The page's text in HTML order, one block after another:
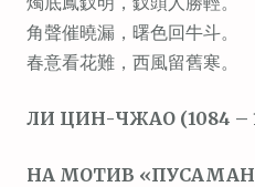
角聲催曉漏，曙色回牛斗。
春意看花難，西風留舊寒。
ЛИ ЦИН-ЧЖАО (1084 –
НА МОТИВ